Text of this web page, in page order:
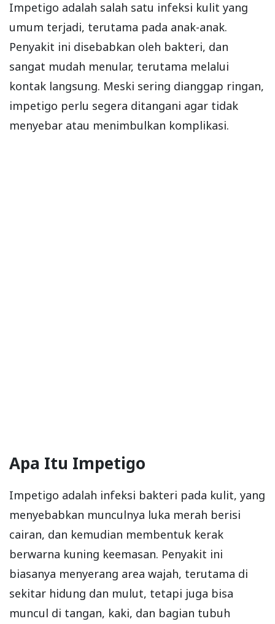
Impetigo adalah salah satu infeksi kulit yang
umum terjadi, terutama pada anak-anak.
Penyakit ini disebabkan oleh bakteri, dan
sangat mudah menular, terutama melalui
kontak langsung. Meski sering dianggap ringan,
impetigo perlu segera ditangani agar tidak
menyebar atau menimbulkan komplikasi.
Apa Itu Impetigo
Impetigo adalah infeksi bakteri pada kulit, yang
menyebabkan munculnya luka merah berisi
cairan, dan kemudian membentuk kerak
berwarna kuning keemasan. Penyakit ini
biasanya menyerang area wajah, terutama di
sekitar hidung dan mulut, tetapi juga bisa
muncul di tangan, kaki, dan bagian tubuh